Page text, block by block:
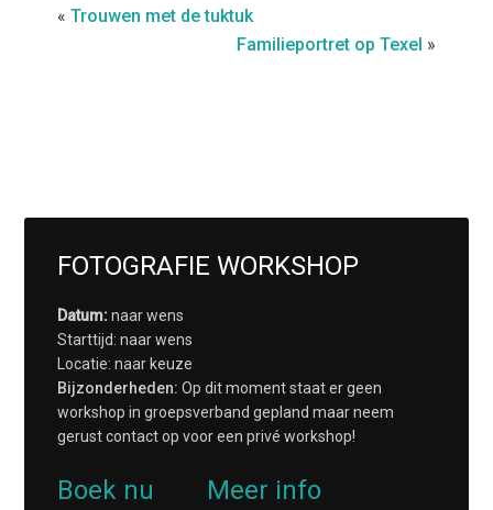
«Trouwen met de tuktuk
Familieportret op Texel »
FOTOGRAFIE WORKSHOP
Datum:naar wens
Starttijd: naar wens
Locatie: naar keuze
Bijzonderheden: Op dit moment staat er geen
workshop in groepsverband gepland maar neem
gerust contact op voor een privé workshop!
Boek nu Meer info